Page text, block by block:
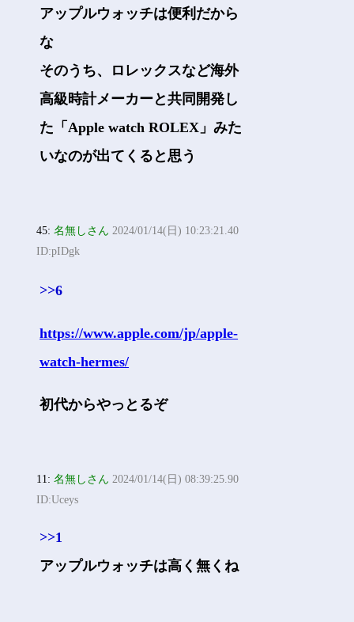
アップルウォッチは便利だから
な
そのうち、ロレックスなど海外
高級時計メーカーと共同開発し
た「Apple watch ROLEX」みた
いなのが出てくると思う
45:名無しさん 2024/01/14(日) 10:23:21.40
ID:pIDgk
>>6
https://www.apple.com/jp/apple-
watch-hermes/
初代からやっとるぞ
11:名無しさん 2024/01/14(日) 08:39:25.90
ID:Uceys
>>1
アップルウォッチは高く無くね